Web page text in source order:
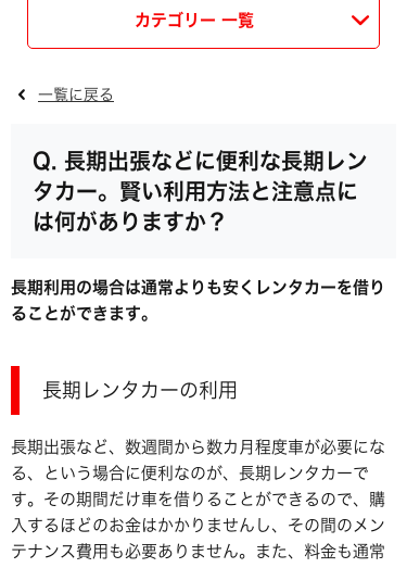
カテゴリー 一覧
一覧に戻る
長期出張などに便利な長期レン
タカー。賢い利用方法と注意点に
は何がありますか？
長期利用の場合は通常よりも安くレンタカーを借り
ることができます。
長期レンタカーの利用
長期出張など、数週間から数カ月程度車が必要にな
る、という場合に便利なのが、長期レンタカーで
す。その期間だけ車を借りることができるので、購
入するほどのお金はかかりませんし、その間のメン
テナンス費用も必要ありません。また、料金も通常